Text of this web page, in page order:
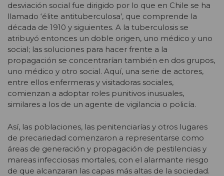
desviación social fue dirigido por lo que en Chile se ha
llamado ‘élite antituberculosa’, que comprende la
década de 1910 y siguientes. A la tuberculosis se
atribuyó entonces un doble origen, uno médico y uno
social; las soluciones para hacer frente a la
propagación se concentrarían también en dos grupos,
uno médico y otro social. Aquí, una serie de actores,
entre ellos enfermeras y visitadoras sociales,
comienzan a adoptar roles punitivos inusuales,
similares a los de un agente de vigilancia o policía.
Así, las poblaciones, las penitenciarías y otros lugares
de precariedad comenzaron a representarse como
áreas de generación y propagación de pestilencias y
mareas infecciosas mortales, con el alarmante riesgo
de que alcanzaran las capas más altas de la sociedad.